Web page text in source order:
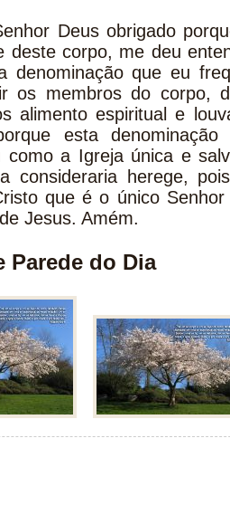
Deus obrigado
deste corpo, me deu
denominação que eu
os membros do corpo,
alimento espiritual e
esta
como a Igreja única e
consideraria herege,
que é o único
Jesus. Amém.
Parede do Dia